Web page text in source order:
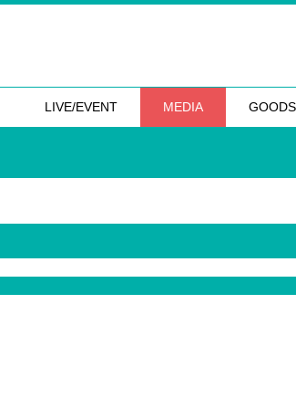
LIVE/EVENT MEDIA GOODS